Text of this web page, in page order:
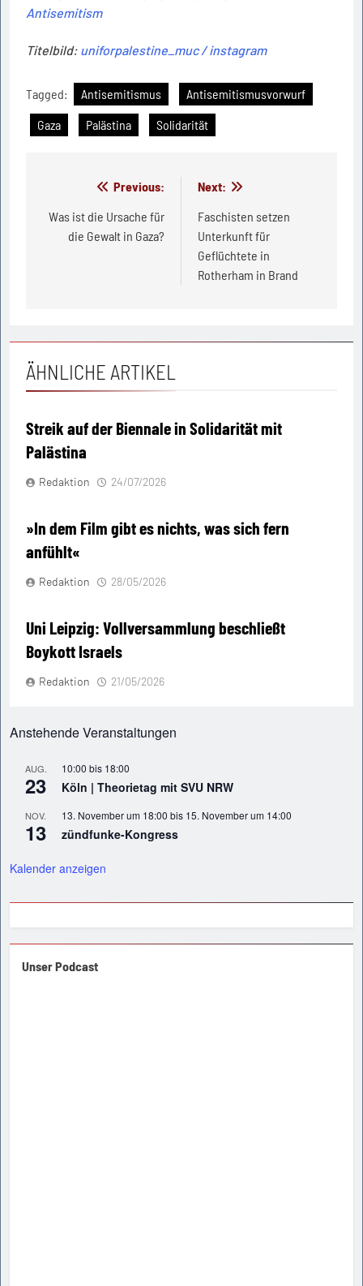
Antisemitism
Titelbild: uniforpalestine_muc / instagram
Tagged: Antisemitismus
Antisemitismusvorwurf
Gaza
Palästina Solidarität
Beitragsnavigation
Previous:
Was ist die Ursache für
die Gewalt in Gaza?
Next:
Faschisten setzen
Unterkunft für
Geflüchtete in
Rotherham in Brand
ÄHNLICHE ARTIKEL
Streik auf der Biennale in Solidarität mit
Palästina
Redaktion 24/07/2026
»In dem Film gibt es nichts, was sich fern
anfühlt«
Redaktion 28/05/2026
Uni Leipzig: Vollversammlung beschließt
Boykott Israels
Redaktion 21/05/2026
Anstehende Veranstaltungen
AUG.
23
10:00 bis 18:00
Köln | Theorietag mit SVU NRW
NOV.
13
13. November um 18:00 bis 15. November um 14:00
zündfunke-Kongress
Kalender anzeigen
Unser Podcast